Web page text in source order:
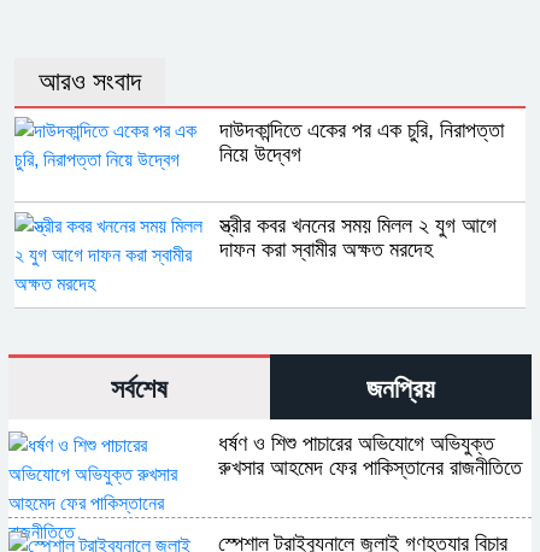
আরও সংবাদ
দাউদকান্দিতে একের পর এক চুরি, নিরাপত্তা
নিয়ে উদ্বেগ
স্ত্রীর কবর খননের সময় মিলল ২ যুগ আগে
দাফন করা স্বামীর অক্ষত মরদেহ
সর্বশেষ জনপ্রিয়
ধর্ষণ ও শিশু পাচারের অভিযোগে অভিযুক্ত
রুখসার আহমেদ ফের পাকিস্তানের রাজনীতিতে
স্পেশাল ট্রাইব্যুনালে জুলাই গণহত্যার বিচার